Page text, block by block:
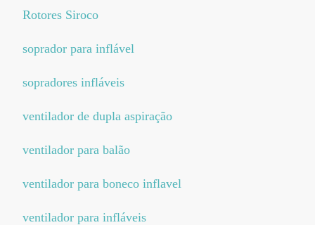
Rotores Siroco
soprador para inflável
sopradores infláveis
ventilador de dupla aspiração
ventilador para balão
ventilador para boneco inflavel
ventilador para infláveis